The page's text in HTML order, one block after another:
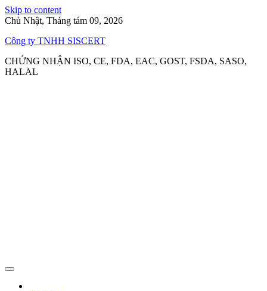
Skip to content
Chủ Nhật, Tháng tám 09, 2026
Công ty TNHH SISCERT
CHỨNG NHẬN ISO, CE, FDA, EAC, GOST, FSDA, SASO,
HALAL